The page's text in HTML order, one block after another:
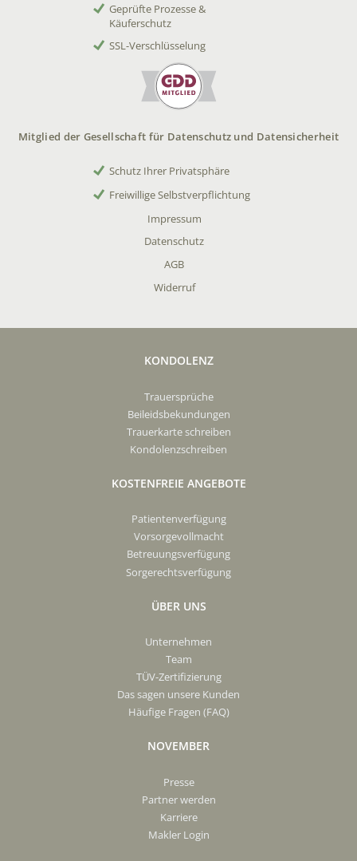
Geprüfte Prozesse &
Käuferschutz
SSL-Verschlüsselung
Mitglied der Gesellschaft für Datenschutz und Datensicherheit
Schutz Ihrer Privatsphäre
Freiwillige Selbstverpflichtung
Impressum
Datenschutz
AGB
Widerruf
KONDOLENZ
Trauersprüche
Beileidsbekundungen
Trauerkarte schreiben
Kondolenzschreiben
KOSTENFREIE ANGEBOTE
Patientenverfügung
Vorsorgevollmacht
Betreuungsverfügung
Sorgerechtsverfügung
ÜBER UNS
Unternehmen
Team
TÜV-Zertifizierung
Das sagen unsere Kunden
Häufige Fragen (FAQ)
NOVEMBER
Presse
Partner werden
Karriere
Makler Login